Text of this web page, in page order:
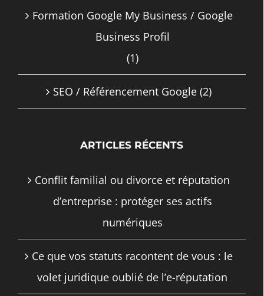
Formation Google My Business / Google
Business Profil
(1)
SEO / Référencement Google (2)
ARTICLES RÉCENTS
Conflit familial ou divorce et réputation
d’entreprise : protéger ses actifs
numériques
Ce que vos statuts racontent de vous : le
volet juridique oublié de l’e-réputation